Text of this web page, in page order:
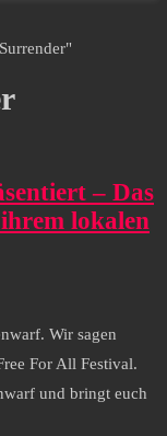
– Das
lokalen
Wir sagen
For All Festival.
und bringt euch